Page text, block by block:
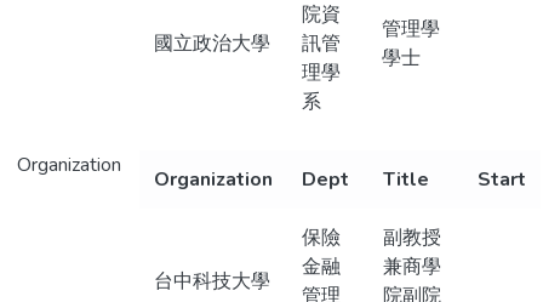
國立政治大學
院資
訊管
理學
系
管理學
學士
Organization
Organization Dept Title Start
台中科技大學
保險
金融
管理
副教授
兼商學
院副院